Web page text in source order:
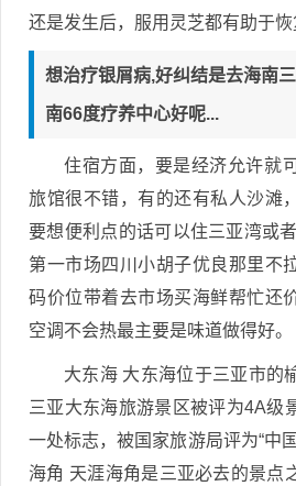
还是发生后，服用灵芝都有助于恢
想治疗银屑病,好纠结是去海南
南66度疗养中心好呢...
住宿方面，要是经济允许就
旅馆很不错，有的还有私人沙滩
要想便利点的话可以住三亚湾或
第一市场四川小胡子优良那里不
码价位带着去市场买海鲜帮忙还
空调不会热最主要是味道做得好。
大东海 大东海位于三亚市的
三亚大东海旅游景区被评为4A级
一处标志，被国家旅游局评为“中
海角 天涯海角是三亚必去的景点